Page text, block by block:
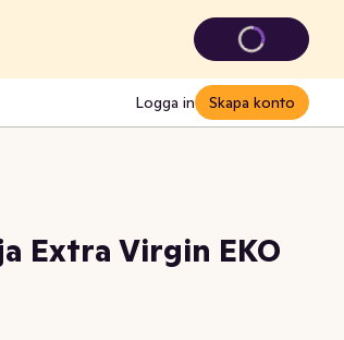
Logga in Skapa konto
Extra Virgin EKO